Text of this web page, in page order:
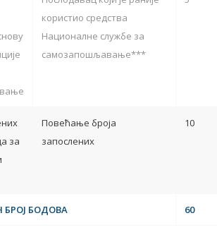
користио средства
Националне службе за
самозапошљавање***
за
Повећање броја
запослених
10
БОДОВА 60